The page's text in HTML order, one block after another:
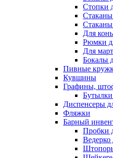
Стопки
Для
Рюмки
Для
Бокалы
Пивные
Кувшины
Графины,
Бутылки
Диспенсеры
Фляжки
Барный
Пробки
Ведерко